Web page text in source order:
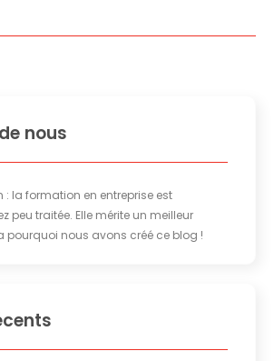
nous
: la formation en entreprise est
peu traitée. Elle mérite un meilleur
pourquoi nous avons créé ce blog !